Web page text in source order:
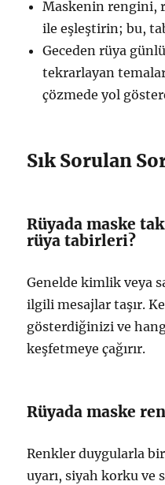
Maskenin rengini,
ile eşleştirin; bu,
Geceden rüya
tekrarlayan temalar
çözmede yol
Sık Sorulan
Rüyada maske
rüya tabirleri?
Genelde kimlik veya
ilgili mesajlar taşır.
gösterdiğinizi ve
keşfetmeye çağırır.
Rüyada maske
Renkler duygularla
uyarı, siyah korku ve